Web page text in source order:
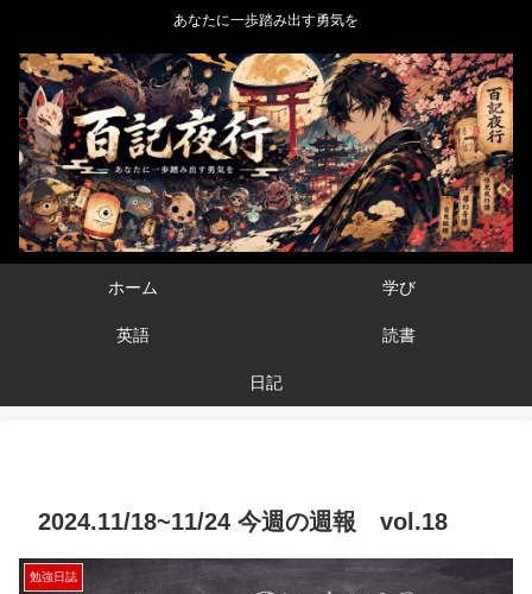
あなたに一歩踏み出す勇気を
ホーム 学び
英語 読書
日記
2024.11/18~11/24 今週の週報 vol.18
勉強日誌